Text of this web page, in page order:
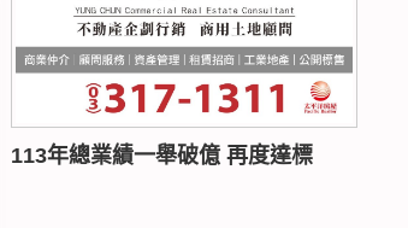
113年總業績一舉破億 再度達標